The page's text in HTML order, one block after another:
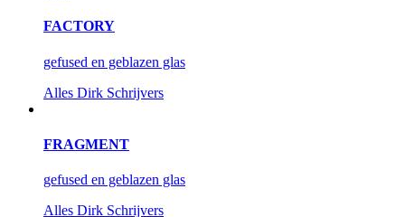
FACTORY
gefused en geblazen glas
Alles Dirk Schrijvers
FRAGMENT
gefused en geblazen glas
Alles Dirk Schrijvers